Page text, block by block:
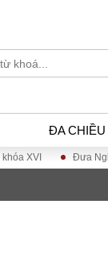
ĐA CHIỀU
Đưa Nghị quyết